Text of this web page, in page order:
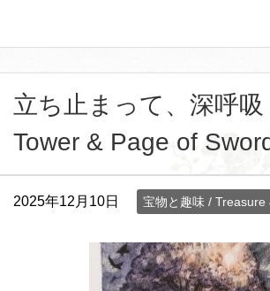
立ち止まって、深呼吸
Tower & Page of
2025年12月10日 宝物と趣味 / Treasure